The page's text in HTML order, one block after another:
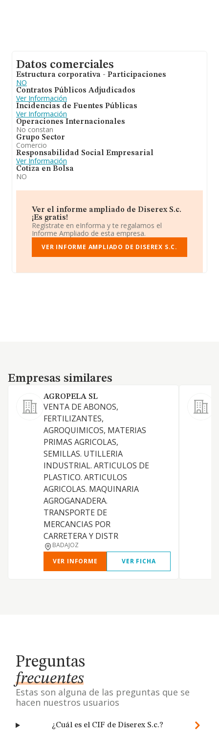
Datos comerciales
Estructura corporativa - Participaciones
NO
Contratos Públicos Adjudicados
Ver Información
Incidencias de Fuentes Públicas
Ver Información
Operaciones Internacionales
No constan
Grupo Sector
Comercio
Responsabilidad Social Empresarial
Ver Información
Cotiza en Bolsa
NO
Ver el informe ampliado de Diserex S.c.
¡Es gratis!
Regístrate en eInforma y te regalamos el
Informe Ampliado de esta empresa.
VER INFORME AMPLIADO DE DISEREX S.C.
Empresas similares
Empresas similares
AGROPELA SL
VENTA DE ABONOS,
FERTILIZANTES,
AGROQUIMICOS, MATERIAS
PRIMAS AGRICOLAS,
SEMILLAS. UTILLERIA
INDUSTRIAL. ARTICULOS DE
PLASTICO. ARTICULOS
AGRICOLAS. MAQUINARIA
AGROGANADERA.
TRANSPORTE DE
MERCANCIAS POR
CARRETERA Y DISTR
BADAJOZ
VER INFORME
VER FICHA
Preguntas
frecuentes
Estas son alguna de las preguntas que se
hacen nuestros usuarios
¿Cuál es el CIF de Diserex S.c.?